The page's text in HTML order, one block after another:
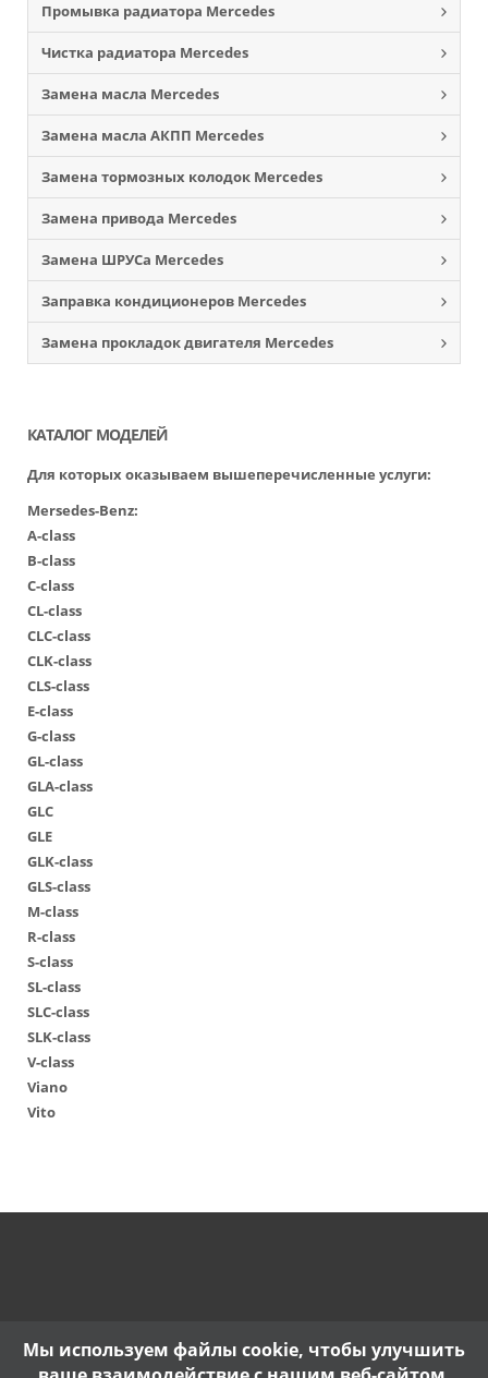
Промывка радиатора Mercedes
Чистка радиатора Mercedes
Замена масла Mercedes
Замена масла АКПП Mercedes
Замена тормозных колодок Mercedes
Замена привода Mercedes
Замена ШРУСа Mercedes
Заправка кондиционеров Mercedes
Замена прокладок двигателя Mercedes
КАТАЛОГ МОДЕЛЕЙ
Для которых оказываем вышеперечисленные услуги:
Mersedes-Benz:
A-class
B-class
C-class
CL-class
CLC-class
CLK-class
CLS-class
E-class
G-class
GL-class
GLA-class
GLC
GLE
GLK-class
GLS-class
M-class
R-class
S-class
SL-class
SLC-class
SLK-class
V-class
Viano
Vito
Мы используем файлы cookie, чтобы улучшить